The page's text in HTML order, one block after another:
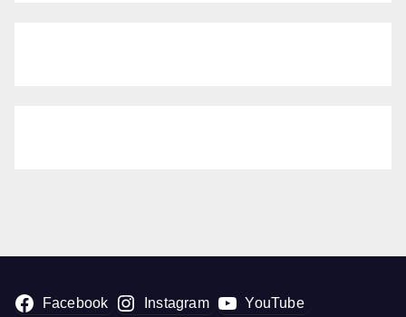
Facebook Instagram
YouTube